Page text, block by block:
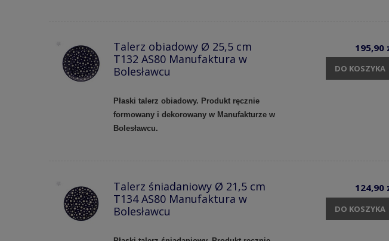
Talerz obiadowy Ø 25,5 cm
T132 AS80 Manufaktura w
Bolesławcu
Płaski talerz obiadowy. Produkt ręcznie
formowany i dekorowany w Manufakturze w
Bolesławcu.
195,90
DO KOSZYKA
Talerz śniadaniowy Ø 21,5 cm
T134 AS80 Manufaktura w
Bolesławcu
124,90
DO KOSZYKA